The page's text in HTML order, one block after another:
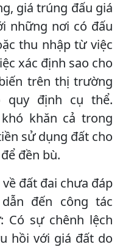
giá trúng đấu giá
những nơi có đấu
thu nhập từ việc
xác định sao cho
trên thị trường
quy định cụ thể.
khăn cả trong
sử dụng đất cho
đền bù.
đất đai chưa đáp
đến công tác
Có sự chênh lệch
hồi với giá đất do